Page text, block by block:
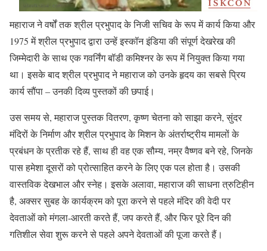
महाराज ने वर्षों तक श्रील प्रभुपाद के निजी सचिव के रूप में कार्य किया और
1975 में श्रील प्रभुपाद द्वारा उन्हें इस्कॉन इंडिया की संपूर्ण देखरेख की
जिम्मेदारी के साथ एक गवर्निंग बॉडी कमिश्नर के रूप में नियुक्त किया गया
था। इसके बाद श्रील प्रभुपाद ने महाराज को उनके हृदय का सबसे प्रिय
कार्य सौंपा – उनकी दिव्य पुस्तकों की छपाई।
उस समय से, महाराज पुस्तक वितरण, कृष्ण चेतना को साझा करने, सुंदर
मंदिरों के निर्माण और श्रील प्रभुपाद के मिशन के अंतर्राष्ट्रीय मामलों के
प्रबंधन के प्रतीक रहे हैं, साथ ही वह एक सौम्य, नम्र वैष्णव बने रहे, जिनके
पास हमेशा दूसरों को प्रोत्साहित करने के लिए एक पल होता है। उसकी
वास्तविक देखभाल और स्नेह। इसके अलावा, महाराज की साधना त्रुटिहीन
है, अक्सर सुबह के कार्यक्रम को पूरा करने से पहले मंदिर की वेदी पर
देवताओं को मंगला-आरती करते हैं, जप करते हैं, और फिर पूरे दिन की
गतिशील सेवा शुरू करने से पहले अपने देवताओं की पूजा करते हैं।